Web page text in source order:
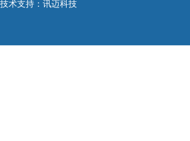
技术支持： 讯迈科技